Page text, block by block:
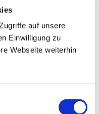
auf unsere
Einwilligung zu
Webseite weiterhin
14
21 22
28 29 30